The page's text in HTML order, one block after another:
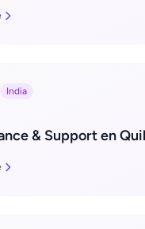
India
& Support en